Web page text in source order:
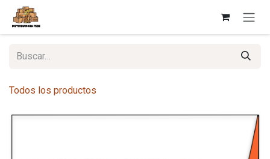
Ir al contenido
Todos los productos